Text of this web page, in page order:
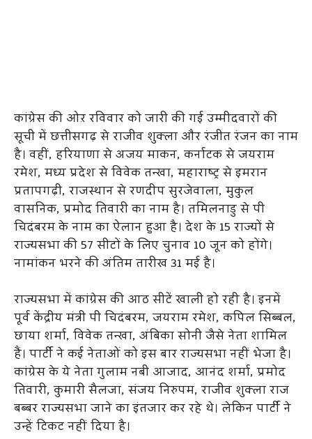
कांग्रेस की ओऱ रविवार को जारी की गई उम्मीदवारों की
सूची में छत्तीसगढ़ से राजीव शुक्ला और रंजीत रंजन का नाम
है। वहीं, हरियाणा से अजय माकन, कर्नाटक से जयराम
रमेश, मध्य प्रदेश से विवेक तन्खा, महाराष्ट्र से इमरान
प्रतापगढ़ी, राजस्थान से रणदीप सुरजेवाला, मुकुल
वासनिक, प्रमोद तिवारी का नाम है। तमिलनाडु से पी
चिदंबरम के नाम का ऐलान हुआ है। देश के 15 राज्यों से
राज्यसभा की 57 सीटों के लिए चुनाव 10 जून को होंगे।
नामांकन भरने की अंतिम तारीख 31 मई है।
राज्यसभा में कांग्रेस की आठ सीटें खाली हो रही है। इनमें
पूर्व केंद्रीय मंत्री पी चिदंबरम, जयराम रमेश, कपिल सिब्बल,
छाया शर्मा, विवेक तन्खा, अंबिका सोनी जैसे नेता शामिल
हैं। पार्टी ने कई नेताओं को इस बार राज्यसभा नहीं भेजा है।
कांग्रेस के ये नेता गुलाम नबी आजाद, आनंद शर्मा, प्रमोद
तिवारी, कुमारी सैलजा, संजय निरुपम, राजीव शुक्ला राज
बब्बर राज्यसभा जाने का इंतजार कर रहे थे। लेकिन पार्टी ने
उन्हें टिकट नहीं दिया है।